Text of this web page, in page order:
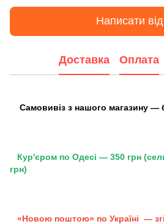
Написати
Доставка Оплата
Самовивіз з нашого магазину —
Кур'єром по Одесі — 350 грн
грн)
«Новою поштою» по Україні —